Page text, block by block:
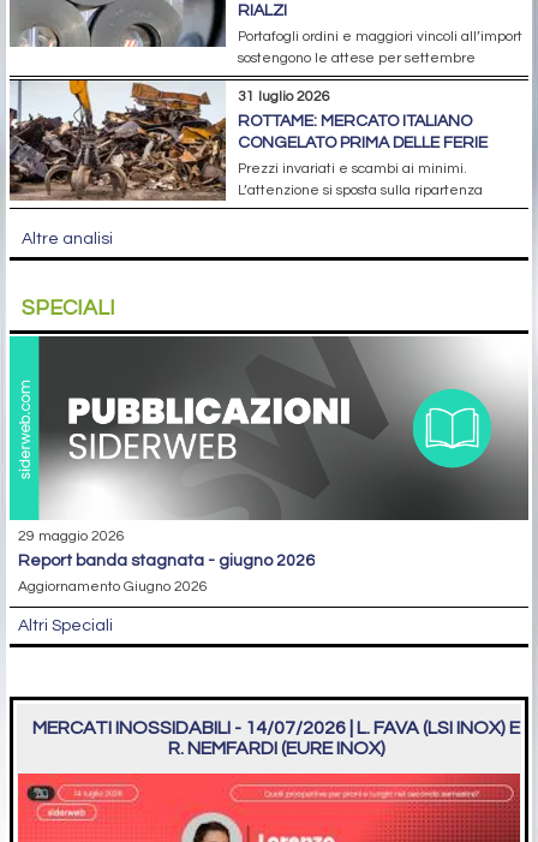
RIALZI
Portafogli ordini e maggiori vincoli all’import
sostengono le attese per settembre
31 luglio 2026
ROTTAME: MERCATO ITALIANO
CONGELATO PRIMA DELLE FERIE
Prezzi invariati e scambi ai minimi.
L’attenzione si sposta sulla ripartenza
Altre analisi
SPECIALI
29 maggio 2026
report banda stagnata - giugno 2026
Aggiornamento Giugno 2026
Altri Speciali
MERCATI INOSSIDABILI - 14/07/2026 | L. FAVA (LSI INOX) E
R. NEMFARDI (EURE INOX)